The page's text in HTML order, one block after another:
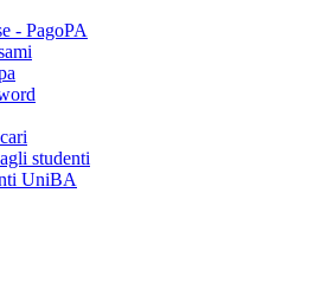
- PagoPA
studenti
UniBA